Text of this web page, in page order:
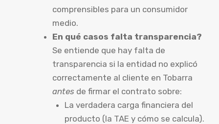
comprensibles para un consumidor
medio.
En qué casos falta transparencia?
Se entiende que hay falta de
transparencia si la entidad no explicó
correctamente al cliente en Tobarra
antes de firmar el contrato sobre:
La verdadera carga financiera del
producto (la TAE y cómo se calcula).